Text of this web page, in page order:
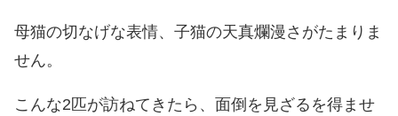
母猫の切なげな表情、子猫の天真爛漫さがたまりま
せん。
こんな2匹が訪ねてきたら、面倒を見ざるを得ませ